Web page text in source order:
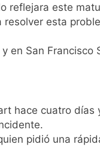
de chats privados
Moyano
reflejara este
esta
en San Francisco
hace cuatro días
pidió una